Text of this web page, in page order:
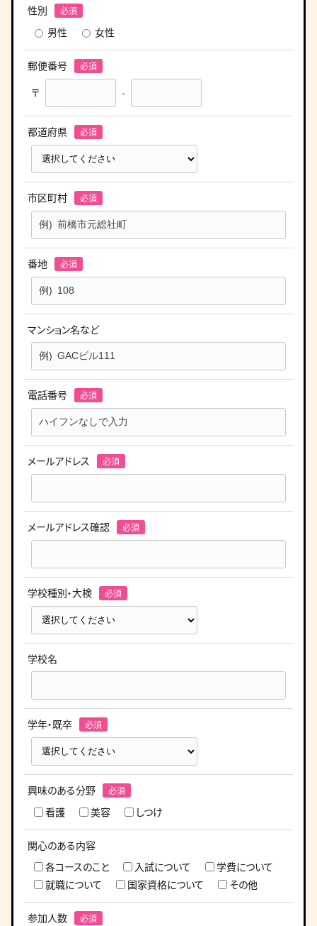
性別
男性
女性
郵便番号
〒
-
都道府県
市区町村
番地
マンション名など
電話番号
メールアドレス
メールアドレス確認
学校種別・大検
学校名
学年・既卒
興味のある分野
看護
美容 しつけ
関心のある内容
各コースのこと
入試について
学費について
就職について
国家資格について その他
参加人数